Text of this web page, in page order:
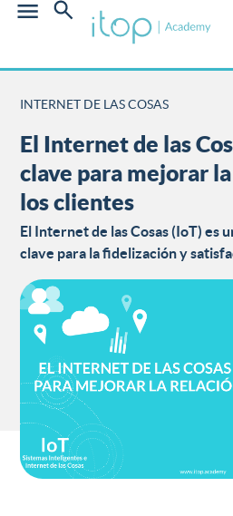
INTERNET DE LAS COSAS
El Internet de las
clave para mejorar
los clientes
El Internet de las Cosas (IoT) es
clave para la fidelización y